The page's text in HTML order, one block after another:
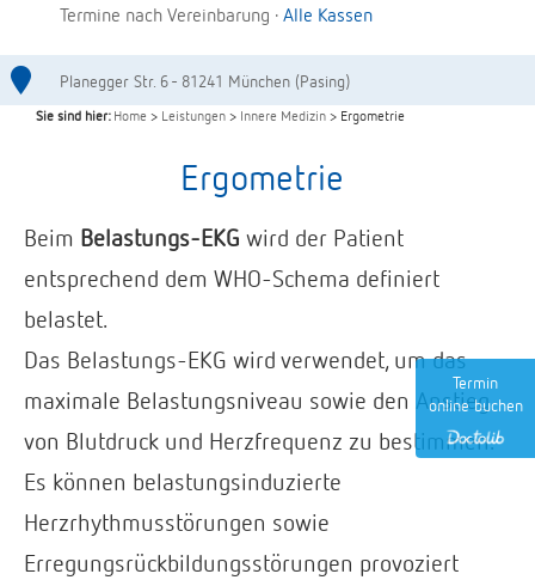
Termin
online buchen
Termine nach Vereinbarung ·Alle Kassen
Planegger Str. 6 - 81241 München (Pasing)
Sie sind hier:Home > Leistungen> Innere Medizin> Ergometrie
Ergometrie
Beim Belastungs-EKG wird der Patient
entsprechend dem WHO-Schema definiert
belastet.
Das Belastungs-EKG wird verwendet, um das
maximale Belastungsniveau sowie den Anstieg
von Blutdruck und Herzfrequenz zu bestimmen.
Es können belastungsinduzierte
Herzrhythmusstörungen sowie
Erregungsrückbildungsstörungen provoziert